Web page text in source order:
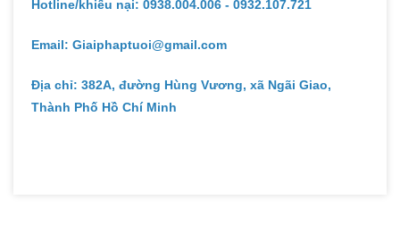
Hotline/khiếu nại: 0938.004.006 - 0932.107.721
Email: Giaiphaptuoi@gmail.com
Địa chỉ: 382A, đường Hùng Vương, xã Ngãi Giao,
Thành Phố Hồ Chí Minh